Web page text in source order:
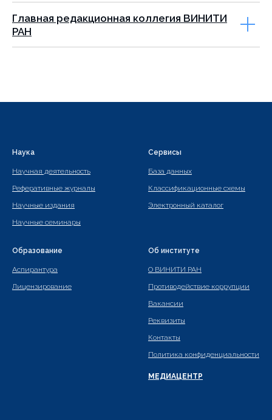
Главная редакционная коллегия ВИНИТИ
РАН
Наука
Научная деятельность
Реферативные журналы
Научные издания
Научные семинары
Сервисы
База данных
Классификационные схемы
Электронный каталог
Образование
Аспирантура
Лицензирование
Об институте
О ВИНИТИ РАН
Противодействие коррупции
Вакансии
Реквизиты
Контакты
Политика конфиденциальности
МЕДИАЦЕНТР